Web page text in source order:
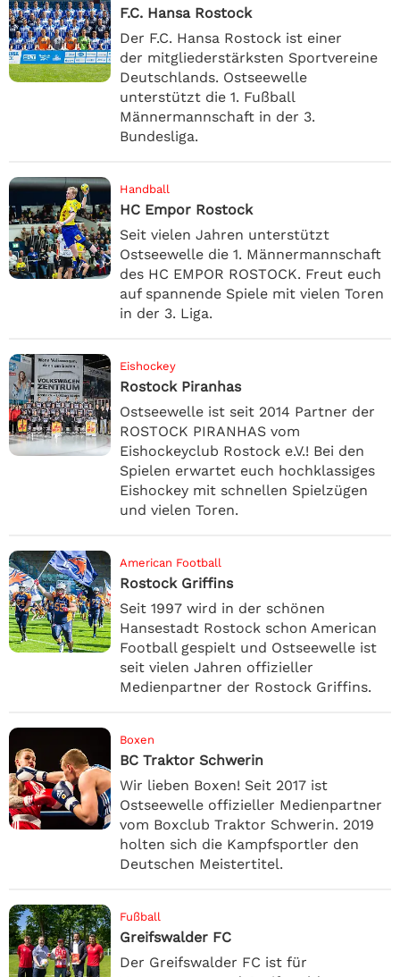
F.C. Hansa Rostock
Der F.C. Hansa Rostock ist einer
der mitgliederstärksten Sportvereine
Deutschlands. Ostseewelle
unterstützt die 1. Fußball
Männermannschaft in der 3.
Bundesliga.
Handball
HC Empor Rostock
Seit vielen Jahren unterstützt
Ostseewelle die 1. Männermannschaft
des HC EMPOR ROSTOCK. Freut euch
auf spannende Spiele mit vielen Toren
in der 3. Liga.
Eishockey
Rostock Piranhas
Ostseewelle ist seit 2014 Partner der
ROSTOCK PIRANHAS vom
Eishockeyclub Rostock e.V.! Bei den
Spielen erwartet euch hochklassiges
Eishockey mit schnellen Spielzügen
und vielen Toren.
American Football
Rostock Griffins
Seit 1997 wird in der schönen
Hansestadt Rostock schon American
Football gespielt und Ostseewelle ist
seit vielen Jahren offizieller
Medienpartner der Rostock Griffins.
Boxen
BC Traktor Schwerin
Wir lieben Boxen! Seit 2017 ist
Ostseewelle offizieller Medienpartner
vom Boxclub Traktor Schwerin. 2019
holten sich die Kampfsportler den
Deutschen Meistertitel.
Fußball
Greifswalder FC
Der Greifswalder FC ist für